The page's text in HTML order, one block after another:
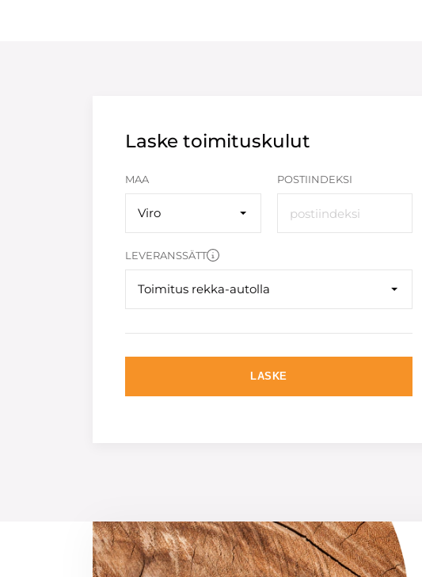
Laske toimituskulut
MAA
Viro
POSTIINDEKSI
LEVERANSSÄTT
Toimitus rekka-autolla
LASKE